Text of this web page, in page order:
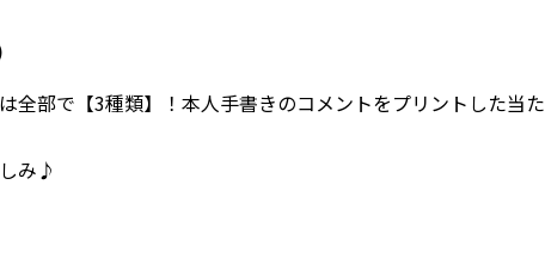
全部で【3種類】！本人手書きのコメントをプリントした当た
み♪